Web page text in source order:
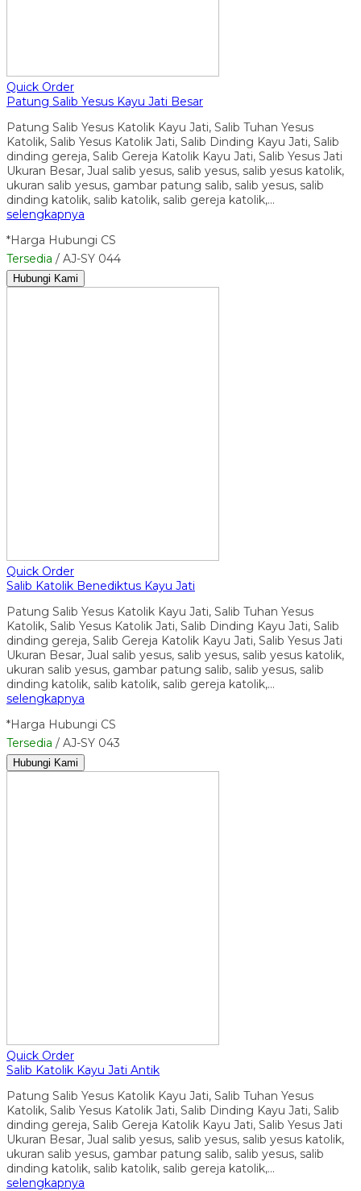
Quick Order
Patung Salib Yesus Kayu Jati Besar
Patung Salib Yesus Katolik Kayu Jati, Salib Tuhan Yesus
Katolik, Salib Yesus Katolik Jati, Salib Dinding Kayu Jati, Salib
dinding gereja, Salib Gereja Katolik Kayu Jati, Salib Yesus Jati
Ukuran Besar, Jual salib yesus, salib yesus, salib yesus katolik,
ukuran salib yesus, gambar patung salib, salib yesus, salib
dinding katolik, salib katolik, salib gereja katolik,…
selengkapnya
*Harga Hubungi CS
Tersedia / AJ-SY 044
Hubungi Kami
Quick Order
Salib Katolik Benediktus Kayu Jati
Patung Salib Yesus Katolik Kayu Jati, Salib Tuhan Yesus
Katolik, Salib Yesus Katolik Jati, Salib Dinding Kayu Jati, Salib
dinding gereja, Salib Gereja Katolik Kayu Jati, Salib Yesus Jati
Ukuran Besar, Jual salib yesus, salib yesus, salib yesus katolik,
ukuran salib yesus, gambar patung salib, salib yesus, salib
dinding katolik, salib katolik, salib gereja katolik,…
selengkapnya
*Harga Hubungi CS
Tersedia / AJ-SY 043
Hubungi Kami
Quick Order
Salib Katolik Kayu Jati Antik
Patung Salib Yesus Katolik Kayu Jati, Salib Tuhan Yesus
Katolik, Salib Yesus Katolik Jati, Salib Dinding Kayu Jati, Salib
dinding gereja, Salib Gereja Katolik Kayu Jati, Salib Yesus Jati
Ukuran Besar, Jual salib yesus, salib yesus, salib yesus katolik,
ukuran salib yesus, gambar patung salib, salib yesus, salib
dinding katolik, salib katolik, salib gereja katolik,…
selengkapnya